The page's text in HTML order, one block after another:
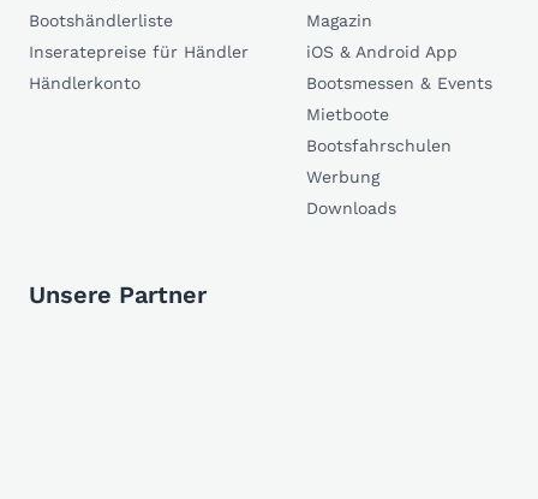
Bootshändlerliste
Inseratepreise für Händler
Händlerkonto
Magazin
iOS & Android App
Bootsmessen & Events
Mietboote
Bootsfahrschulen
Werbung
Downloads
Unsere Partner